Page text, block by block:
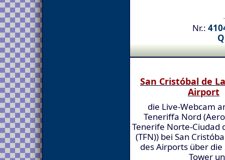
Nr.:
San Cristóbal de
Airport
die Live-Webcam
Teneriffa Nord
Tenerife Norte-Ciudad
(TFN)) bei San
des Airports über
Tower